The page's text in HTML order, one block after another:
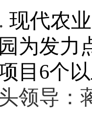
现代农
为发力
目 6个
头领导：